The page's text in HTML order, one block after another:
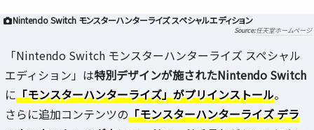
Nintendo Switch モンスターハンターライズ スペシャルエディション
任天堂ホームページ
「Nintendo Switch モンスターハンターライズ スペシャル
エディション」は特別デザインが施されたNintendo Switch
に「モンスターハンターライズ」がプリインストール。
さらに追加コンテンツの「モンスターハンターライズ デラ